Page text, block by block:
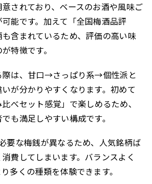
されており、ベースのお酒や風味ご
能です。加えて「全国梅酒品評
含まれているため、評価の高い味
特徴です。
際は、甘口→さっぱり系→個性派と
が分かりやすくなります。初めて
べセット感覚」で楽しめるため、
も満足しやすい構成です。
要な梅銭が異なるため、人気銘柄ば
費してしまいます。バランスよく
多くの種類を体験できます。